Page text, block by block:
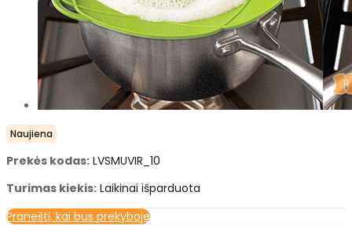
Naujiena
Prekės kodas: LVSMUVIR_10
Turimas kiekis: Laikinai išparduota
Pranešti, kai bus prekyboje